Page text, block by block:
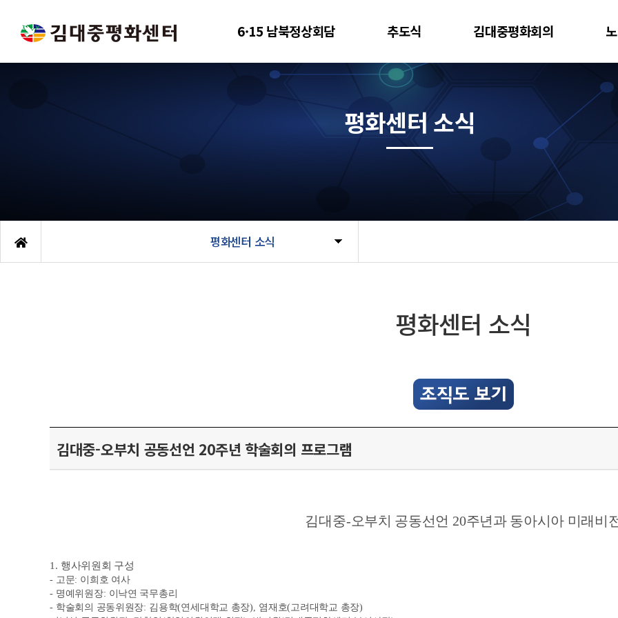
6·15 남북정상회담 추도식 김대중평화회의
평화센터 소식
평화센터 소식
평화센터 소식
김대중-오부치 공동선언 20주년 학술회의 프로그램
김대중-오부치 공동선언 20주년과 동아시아 미래비
1. 행사위원회 구성
- 고문: 이희호 여사
- 명예위원장: 이낙연 국무총리
- 학술회의 공동위원장: 김용학(연세대학교 총장), 염재호(고려대학교 총장)